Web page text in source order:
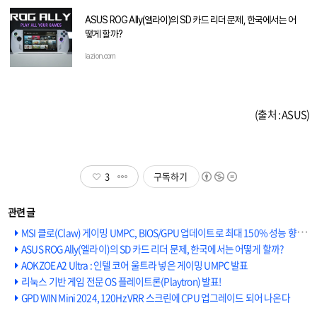
ASUS ROG Ally(엘라이)의 SD 카드 리더 문제, 한국에서는 어
떻게 할까?
lazion.com
(출처 : ASUS)
3 구독하기
MSI 클로(Claw) 게이밍 UMPC, BIOS/GPU 업데이트로 최대 150% 성능 향상
ASUS ROG Ally(엘라이)의 SD 카드 리더 문제, 한국에서는 어떻게 할까?
AOKZOE A2 Ultra : 인텔 코어 울트라 넣은 게이밍 UMPC 발표
리눅스 기반 게임 전문 OS 플레이트론(Playtron) 발표!
GPD WIN Mini 2024, 120Hz VRR 스크린에 CPU 업그레이드 되어 나온다